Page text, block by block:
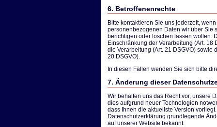
6. Betroffenenrechte
Bitte kontaktieren Sie uns jederzeit,
personenbezogenen Daten wir über Sie
berichtigen oder löschen lassen wollen.
Einschränkung der Verarbeitung (Art. 18
die Verarbeitung (Art. 21 DSGVO) sowie
20 DSGVO).
In diesen Fällen wenden Sie sich bitte
7. Änderung dieser
Wir behalten uns das Recht vor, unsere
dies aufgrund neuer Technologien
dass Ihnen die aktuellste Version
Datenschutzerklärung grundlegende
auf unserer Website bekannt.